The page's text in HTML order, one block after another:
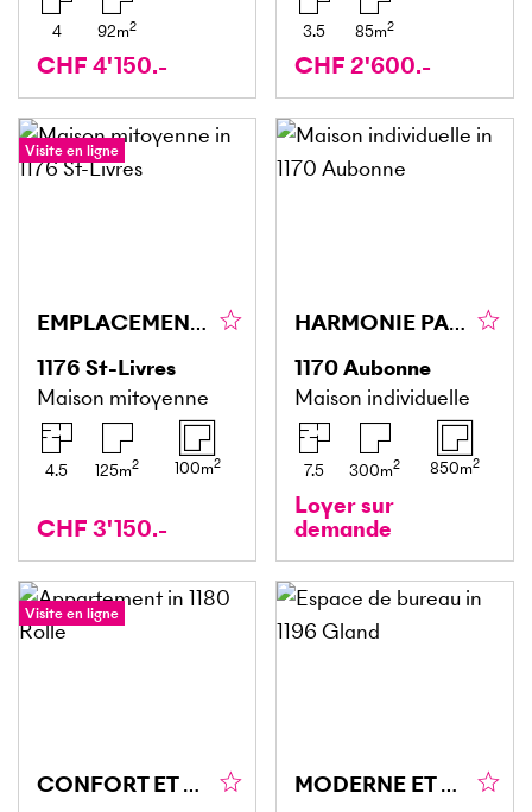
4 92m2
CHF 4'150.-
3.5 85m2
CHF 2'600.-
Visite en ligne
EMPLACEMENT IDÉAL, VUE PANORAMIQUE !
1176 St-Livres
Maison mitoyenne
4.5 125m2 100m2
CHF 3'150.-
HARMONIE PARFAITE ENTRE MODERNITÉ ET CARACTÈRE
1170Aubonne
Maison individuelle
7.5 300m2 850m2
Loyer sur
demande
Visite en ligne
CONFORT ET PRESTIGE À DEUX PAS DU LÉMAN
MODERNE ET LUMINEUX AUX AVOUILLONS